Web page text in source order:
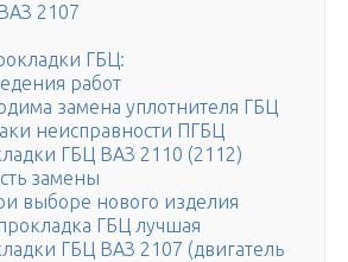
2107
ГБЦ:
работ
замена уплотнителя ГБЦ
неисправности ПГБЦ
ГБЦ ВАЗ 2110 (2112)
замены
выборе нового изделия
ГБЦ лучшая
ГБЦ ВАЗ 2107 (двигатель